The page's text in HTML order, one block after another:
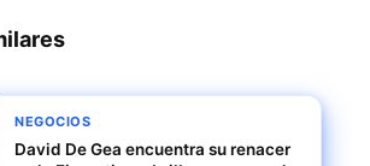
NEGOCIOS
David De Gea encuentra su renacer